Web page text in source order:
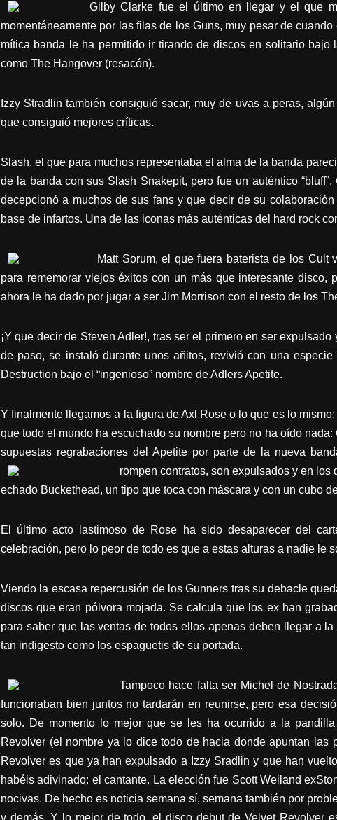
Gilby Clarke fue el último en llegar y el que
momentáneamente por las filas de los Guns, muy pesar de
mítica banda le ha permitido ir tirando de discos en solitario bajo
como The Hangover (resacón).
Izzy Stradlin también consiguió sacar, muy de uvas a peras,
que consiguió mejores críticas.
Slash, el que para muchos representaba el alma de la banda
de la banda con sus Slash Snakepit, pero fue un auténtico
decepcionó a muchos de sus fans y que decir de su
base de infartos. Una de las iconas más auténticas del hard rock
Matt Sorum, el que fuera baterista de los
para rememorar viejos éxitos con un más que interesante
ahora le ha dado por jugar a ser Jim Morrison con el resto de los
¡Y que decir de Steven Adler!, tras ser el primero en ser
de paso, se instaló durante unos añitos, revivió con una
Destruction bajo el “ingenioso” nombre de Adlers Apetite.
Y finalmente llegamos a la figura de Axl Rose o lo que es lo
que todo el mundo ha escuchado su nombre pero no ha oído
supuestas regrabaciones del Apetite por parte de la nueva
rompen contratos, sonexpulsados y en los
echado Buckethead, un tipo que toca con máscara y con un cubo
El último acto lastimoso de Rose ha sido desaparecer del
celebración, pero lo peor de todo es que a estas alturas a nadie le
Viendo la escasa repercusión de los Gunners tras su debacle
discos que eran pólvora mojada. Se calcula que los ex han
para saber que las ventas de todos ellos apenas deben llegar a
tan indigesto como los espaguetis de su portada.
Tampoco hace falta ser Michel de
funcionaban bien juntos no tardarán en reunirse, pero esa
solo. De momento lo mejor que se les ha ocurrido a la
Revolver (el nombre ya lo dice todo de hacia donde apuntan
Revolver es que ya han expulsado a Izzy Sradlin y que han
habéis adivinado: el cantante. La elección fue Scott Weiland
nocivas. De hecho es noticia semana sí, semana también por